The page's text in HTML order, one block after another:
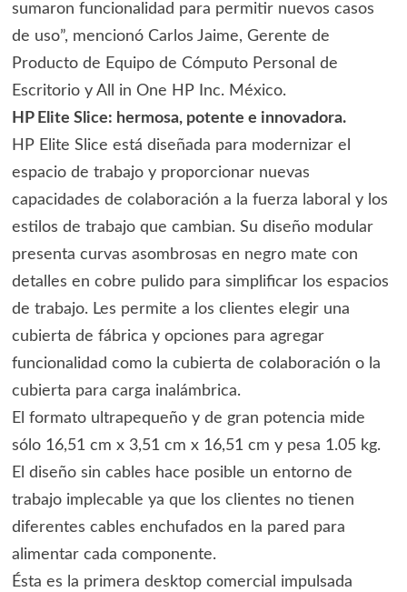
sumaron funcionalidad para permitir nuevos casos
de uso”, mencionó Carlos Jaime, Gerente de
Producto de Equipo de Cómputo Personal de
Escritorio y All in One HP Inc. México.
HP Elite Slice: hermosa, potente e innovadora.
HP Elite Slice está diseñada para modernizar el
espacio de trabajo y proporcionar nuevas
capacidades de colaboración a la fuerza laboral y los
estilos de trabajo que cambian. Su diseño modular
presenta curvas asombrosas en negro mate con
detalles en cobre pulido para simplificar los espacios
de trabajo. Les permite a los clientes elegir una
cubierta de fábrica y opciones para agregar
funcionalidad como la cubierta de colaboración o la
cubierta para carga inalámbrica.
El formato ultrapequeño y de gran potencia mide
sólo 16,51 cm x 3,51 cm x 16,51 cm y pesa 1.05 kg.
El diseño sin cables hace posible un entorno de
trabajo implecable ya que los clientes no tienen
diferentes cables enchufados en la pared para
alimentar cada componente.
Ésta es la primera desktop comercial impulsada